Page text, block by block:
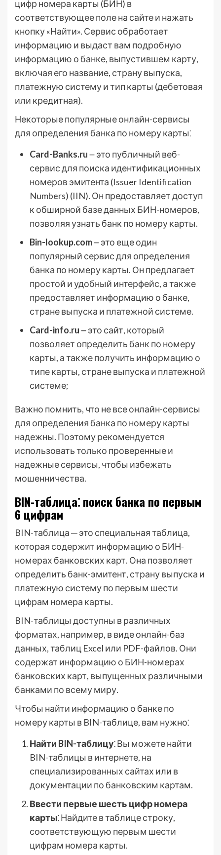
цифр номера карты (БИН) в
соответствующее поле на сайте и нажать
кнопку «Найти». Сервис обработает
информацию и выдаст вам подробную
информацию о банке, выпустившем карту,
включая его название, страну выпуска,
платежную систему и тип карты (дебетовая
или кредитная).
Некоторые популярные онлайн-сервисы
для определения банка по номеру карты⁚
Card-Banks.ru౼ это публичный веб-
сервис для поиска идентификационных
номеров эмитента (Issuer Identification
Numbers) (IIN). Он предоставляет доступ
к обширной базе данных БИН-номеров,
позволяя узнать банк по номеру карты.
Bin-lookup.com౼ это еще один
популярный сервис для определения
банка по номеру карты. Он предлагает
простой и удобный интерфейс, а также
предоставляет информацию о банке,
стране выпуска и платежной системе.
Card-info.ru౼ это сайт, который
позволяет определить банк по номеру
карты, а также получить информацию о
типе карты, стране выпуска и платежной
системе;
Важно помнить, что не все онлайн-сервисы
для определения банка по номеру карты
надежны. Поэтому рекомендуется
использовать только проверенные и
надежные сервисы, чтобы избежать
мошенничества.
BIN-таблица⁚ поиск банка по первым
6 цифрам
BIN-таблица ─ это специальная таблица,
которая содержит информацию о БИН-
номерах банковских карт. Она позволяет
определить банк-эмитент, страну выпуска и
платежную систему по первым шести
цифрам номера карты.
BIN-таблицы доступны в различных
форматах, например, в виде онлайн-баз
данных, таблиц Excel или PDF-файлов. Они
содержат информацию о БИН-номерах
банковских карт, выпущенных различными
банками по всему миру.
Чтобы найти информацию о банке по
номеру карты в BIN-таблице, вам нужно⁚
Найти BIN-таблицу⁚ Вы можете найти
BIN-таблицы в интернете, на
специализированных сайтах или в
документации по банковским картам.
Ввести первые шесть цифр номера
карты⁚ Найдите в таблице строку,
соответствующую первым шести
цифрам номера карты.